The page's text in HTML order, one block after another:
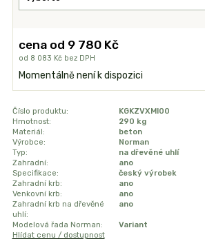
cena od 9 780 Kč
od 8 083 Kč bez DPH
Momentálně není k dispozici
Číslo produktu:
KGKZVXMI00
Hmotnost:
290 kg
Materiál:
beton
Výrobce:
Norman
Typ:
na dřevěné uhlí
Zahradní:
ano
Specifikace:
český výrobek
Zahradní krb:
ano
Venkovní krb:
ano
Zahradní krb na dřevěné
uhlí:
ano
Modelová řada Norman:
Variant
Hlídat cenu / dostupnost